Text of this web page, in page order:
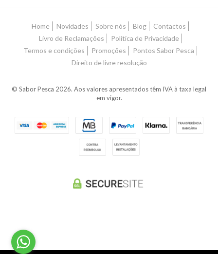
Home Novidades Sobre nós Blog
Contactos
Livro de Reclamações
Política de Privacidade
Termos e condições
Promoções
Pontos Sabor Pesca
Direito de livre resolução
© Sabor Pesca 2026. Aos valores apresentados têm IVA à taxa legal
em vigor.